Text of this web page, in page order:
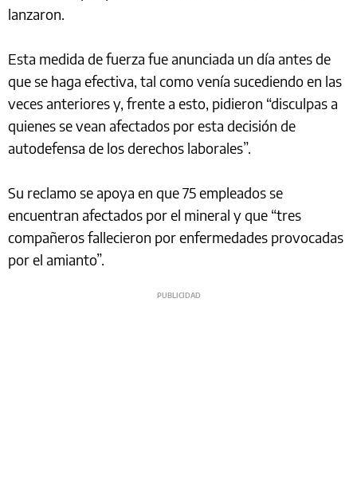
lanzaron.
Esta medida de fuerza fue anunciada un día antes de
que se haga efectiva, tal como venía sucediendo en las
veces anteriores y, frente a esto, pidieron “disculpas a
quienes se vean afectados por esta decisión de
autodefensa de los derechos laborales”.
Su reclamo se apoya en que 75 empleados se
encuentran afectados por el mineral y que “tres
compañeros fallecieron por enfermedades provocadas
por el amianto”.